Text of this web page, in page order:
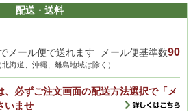
配送・送料
メール便で送れます メール便基準数90
海道、沖縄、離島地域は除く）
、必ずご注文画面の配送方法選択で「メ
いませ